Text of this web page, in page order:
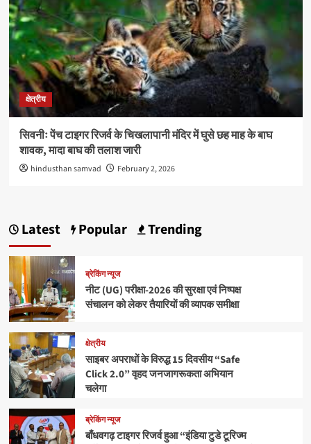
क्षेत्रीय
सिवनीः पेंच टाइगर रिजर्व के चिखलापानी मंदिर में घुसे छह माह के बाघ
शावक, मादा बाघ की तलाश जारी
hindusthan samvad February 2, 2026
Latest Popular Trending
ब्रेकिंग न्यूज
नीट (UG) परीक्षा-2026 की सुरक्षा एवं निष्पक्ष
संचालन को लेकर तैयारियों की व्यापक समीक्षा
क्षेत्रीय
साइबर अपराधों के विरुद्ध 15 दिवसीय “Safe
Click 2.0” वृहद जनजागरूकता अभियान
चलेगा
ब्रेकिंग न्यूज
बाँधवगढ़ टाइगर रिजर्व हुआ “इंडिया टुडे टूरिज्म